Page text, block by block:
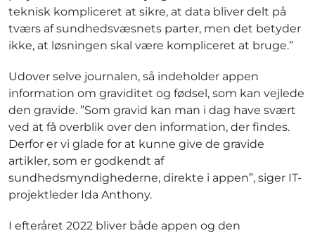
teknisk kompliceret at sikre, at data bliver delt på
tværs af sundhedsvæsnets parter, men det betyder
ikke, at løsningen skal være kompliceret at bruge.”
Udover selve journalen, så indeholder appen
information om graviditet og fødsel, som kan vejlede
den gravide. ”Som gravid kan man i dag have svært
ved at få overblik over den information, der findes.
Derfor er vi glade for at kunne give de gravide
artikler, som er godkendt af
sundhedsmyndighederne, direkte i appen”, siger IT-
projektleder Ida Anthony.
I efteråret 2022 bliver både appen og den